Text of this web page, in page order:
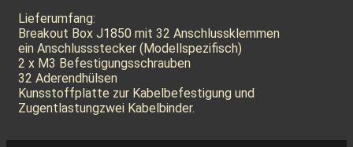
Lieferumfang:
Breakout Box J1850 mit 32 Anschlussklemmen
ein Anschlussstecker (Modellspezifisch)
2 x M3 Befestigungsschrauben
32 Aderendhülsen
Kunsstoffplatte zur Kabelbefestigung und
Zugentlastungzwei Kabelbinder.